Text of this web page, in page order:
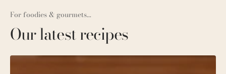
For foodies & gourmets...
Our latest recipes